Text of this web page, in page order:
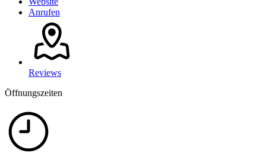
Anrufen
Reviews
Öffnungszeiten